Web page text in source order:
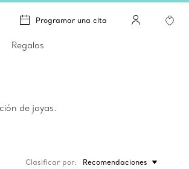
Programar una cita
Regalos
de joyas.
Clasificar por Recomendaciones